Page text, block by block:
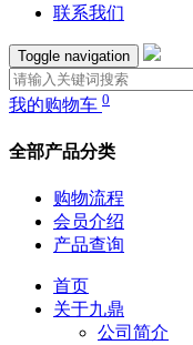
联系我们
Toggle navigation
我的购物车 0
全部产品分类
购物流程
会员介绍
产品查询
首页
关于九鼎
公司简介